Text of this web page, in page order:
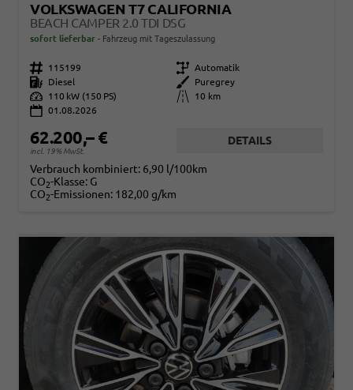
VOLKSWAGEN T7 CALIFORNIA
BEACH CAMPER 2.0 TDI DSG
sofort lieferbar Fahrzeug mit Tageszulassung
Fahrzeugnr. 115199 Getriebe Automatik
Kraftstoff
Diesel Außenfarbe
Puregrey
Leistung
110 kW (150 PS) Kilometerstand
10 km
01.08.2026
62.200,– €
incl. 19% MwSt.
DETAILS
Verbrauch kombiniert: 6,90 l/100km
CO2-Klasse: G
CO2-Emissionen: 182,00 g/km